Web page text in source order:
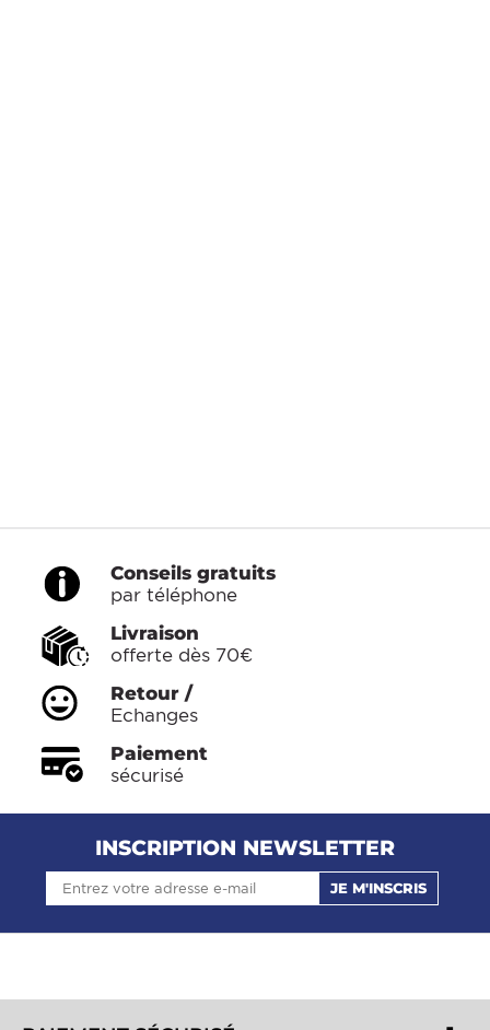
Conseils gratuits
par téléphone
Livraison
offerte dès 70€
Retour /
Echanges
Paiement
sécurisé
INSCRIPTION NEWSLETTER
JE M'INSCRIS